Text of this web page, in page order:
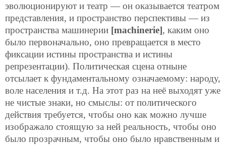
эволюционируют и театр — он оказывается театром
представления, и пространство перспективы — из
пространства машинерии [machinerie], каким оно
было первоначально, оно превращается в место
фиксации истины пространства и истины
репрезентации). Политическая сцена отныне
отсылает к фундаментальному означаемому: народу,
воле населения и т.д. На этот раз на неё выходят уже
не чистые знаки, но смыслы: от политического
действия требуется, чтобы оно как можно лучше
изображало стоящую за ней реальность, чтобы оно
было прозрачным, чтобы оно было нравственным и